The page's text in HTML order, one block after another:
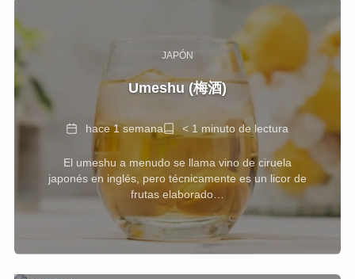
JAPÓN
Umeshu (梅酒)
Fechahace 1 semanaTiempo< 1 minuto de lectura
El umeshu a menudo se llama vino de ciruela
japonés en inglés, pero técnicamente es un licor de
frutas elaborado…